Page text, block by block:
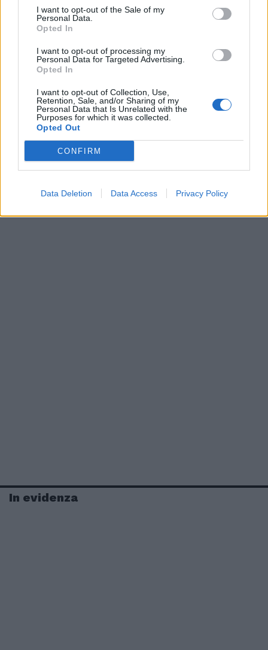
I want to opt-out of the Sale of my
Personal Data.
Opted In
I want to opt-out of processing my
Personal Data for Targeted Advertising.
Opted In
I want to opt-out of Collection, Use,
Retention, Sale, and/or Sharing of my
Personal Data that Is Unrelated with the
Purposes for which it was collected.
Opted Out
CONFIRM
Data Deletion Data Access Privacy Policy
In evidenza